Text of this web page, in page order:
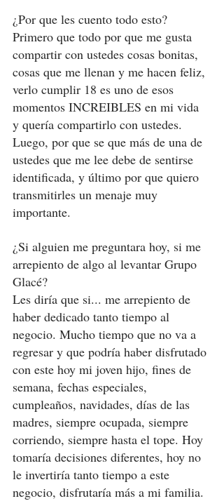
¿Por que les cuento todo esto?
Primero que todo por que me gusta
compartir con ustedes cosas bonitas,
cosas que me llenan y me hacen feliz,
verlo cumplir 18 es uno de esos
momentos INCREIBLES en mi vida
y quería compartirlo con ustedes.
Luego, por que se que más de una de
ustedes que me lee debe de sentirse
identificada, y último por que quiero
transmitirles un menaje muy
importante.
¿Si alguien me preguntara hoy, si me
arrepiento de algo al levantar Grupo
Glacé?
Les diría que si... me arrepiento de
haber dedicado tanto tiempo al
negocio. Mucho tiempo que no va a
regresar y que podría haber disfrutado
con este hoy mi joven hijo, fines de
semana, fechas especiales,
cumpleaños, navidades, días de las
madres, siempre ocupada, siempre
corriendo, siempre hasta el tope. Hoy
tomaría decisiones diferentes, hoy no
le invertiría tanto tiempo a este
negocio, disfrutaría más a mi familia.